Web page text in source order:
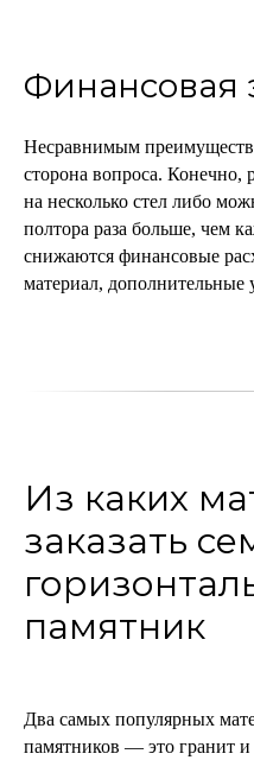
Финансовая
Несравнимым
сторона вопроса. Конечно,
на несколько стел либо
полтора раза больше, чем
снижаются финансовые
материал, дополнительные
Из каких
заказать
памятник
Два самых популярных
памятников — это гранит